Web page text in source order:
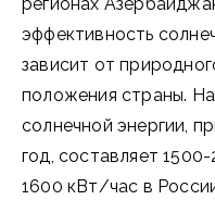
эффективность
зависит от
положения страны.
солнечной энергии,
год, составляет
1600 кВт/час в